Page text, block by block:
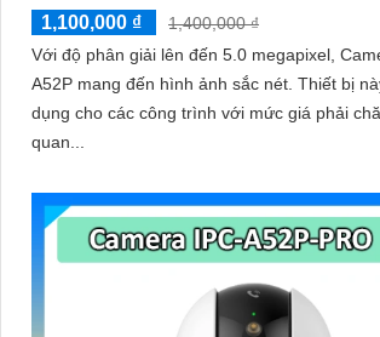
1,100,000 ₫
1,400,000 ₫
Với độ phân giải lên đến 5.0 megapixel,
A52P mang đến hình ảnh sắc nét. Thiết bị này được ứng
dụng cho các công trình với mức giá phải
quan...